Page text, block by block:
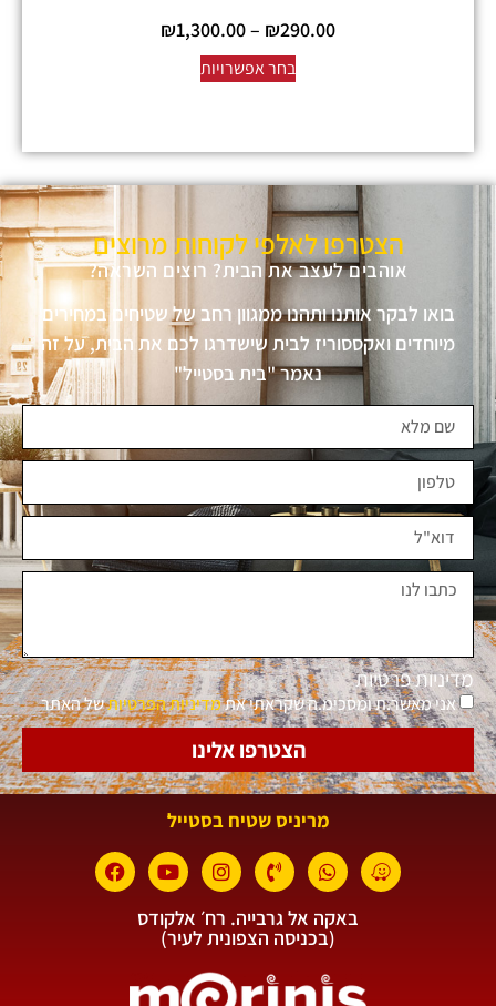
₪290.00
–
₪1,300.00
בחר אפשרויות
הצטרפו לאלפי לקוחות מרוצים
אוהבים לעצב את הבית? רוצים השראה?
בואו לבקר אותנו ותהנו ממגוון רחב של שטיחים במחירים
מיוחדים ואקססוריז לבית שישדרגו לכם את הבית, על זה
נאמר "בית בסטייל"
מדיניות פרטיות
אני מאשר.ת ומסכימ.ה שקראתי אתמדיניות הפרטיותשל האתר
הצטרפו אלינו
מריניס שטיח בסטייל
באקה אל גרבייה. רח׳ אלקודס
(בכניסה הצפונית לעיר)